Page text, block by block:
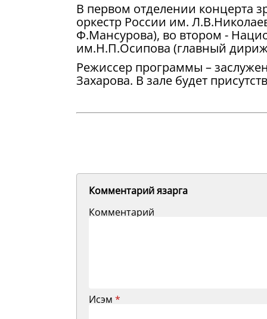
В первом отделении концерта
оркестр России им.
Ф.Мансурова), во втором -
им.Н.П.Осипова (главный
Режиссер программы –
Захарова. В зале будет
Комментарий язарга
Комментарий
Исэм *